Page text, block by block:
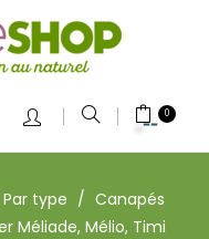
0
Par type
Canapés
Méliade, Mélio, Timi